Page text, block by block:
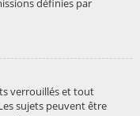
définies par
verrouillés et tout
sujets peuvent être